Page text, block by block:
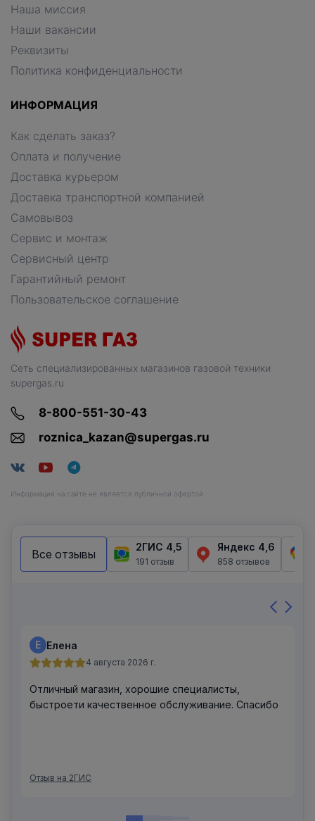
Сеть специализированных магазинов газовой техники
supergas.ru
8-800-551-30-43
roznica_kazan@supergas.ru
Информация на сайте не является публичной офертой
Наша миссия
Наши вакансии
Реквизиты
Политика конфиденциальности
ИНФОРМАЦИЯ
Как сделать заказ?
Оплата и получение
Доставка курьером
Доставка транспортной компанией
Самовывоз
Сервис и монтаж
Сервисный центр
Гарантийный ремонт
Пользовательское соглашение